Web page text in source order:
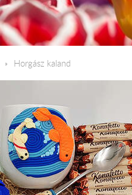
Horgász kaland